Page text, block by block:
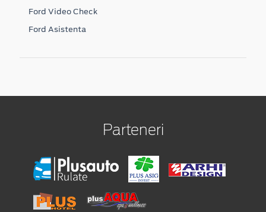
Ford Video Check
Ford Asistenta
Parteneri